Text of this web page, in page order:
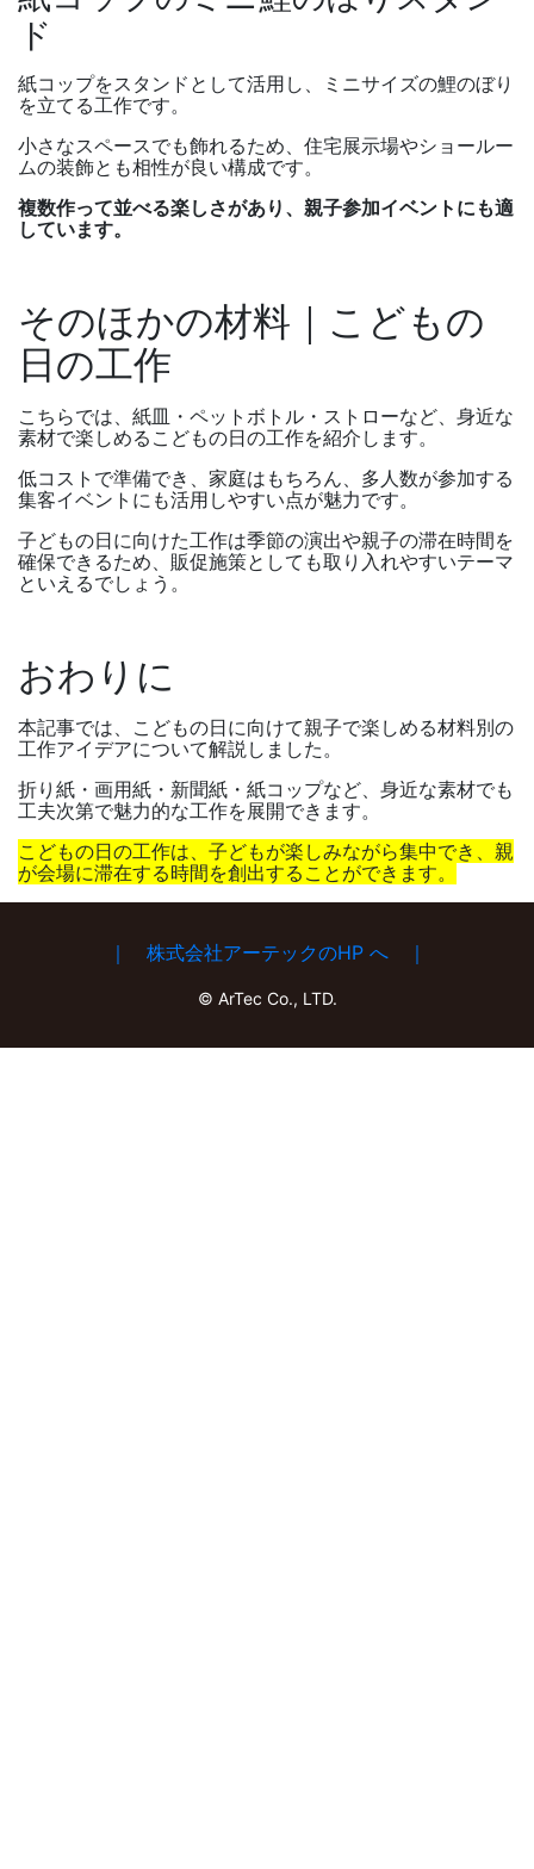
ド
紙コップをスタンドとして活用し、ミニサイズの鯉のぼり
を立てる工作です。
小さなスペースでも飾れるため、住宅展示場やショールー
ムの装飾とも相性が良い構成です。
複数作って並べる楽しさがあり、親子参加イベントにも適
しています。
そのほかの材料｜こどもの
日の工作
こちらでは、紙皿・ペットボトル・ストローなど、身近な
素材で楽しめるこどもの日の工作を紹介します。
低コストで準備でき、家庭はもちろん、多人数が参加する
集客イベントにも活用しやすい点が魅力です。
子どもの日に向けた工作は季節の演出や親子の滞在時間を
確保できるため、販促施策としても取り入れやすいテーマ
といえるでしょう。
おわりに
本記事では、こどもの日に向けて親子で楽しめる材料別の
工作アイデアについて解説しました。
折り紙・画用紙・新聞紙・紙コップなど、身近な素材でも
工夫次第で魅力的な工作を展開できます。
こどもの日の工作は、子どもが楽しみながら集中でき、親
が会場に滞在する時間を創出することができます。
｜ 株式会社アーテックのHP へ ｜
© ArTec Co., LTD.